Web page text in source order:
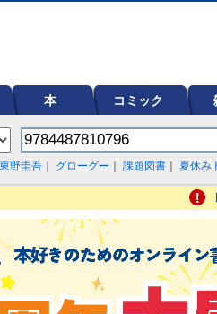
本 コミック
東野圭吾 グローグー 課題図書 夏休み